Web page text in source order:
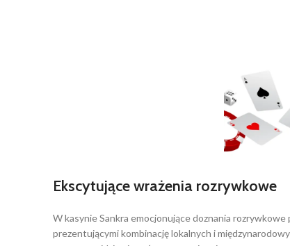
Ekscytujące wrażenia rozrywkowe
W kasynie Sankra emocjonujące doznania
prezentującymi kombinację lokalnych i